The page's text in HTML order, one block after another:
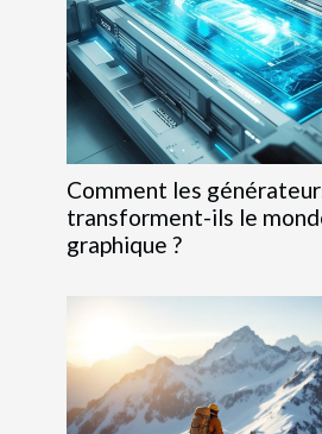
Comment les
transforment-ils le
graphique ?